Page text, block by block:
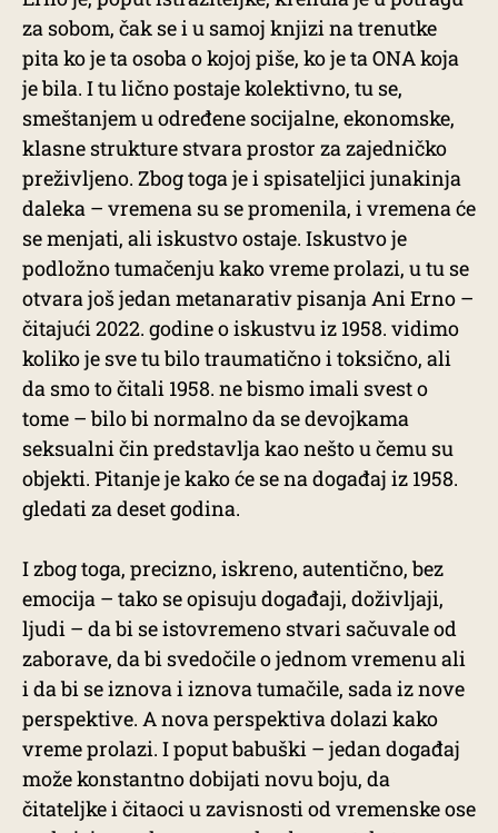
za sobom, čak se i u samoj knjizi na trenutke
pita ko je ta osoba o kojoj piše, ko je ta ONA koja
je bila. I tu lično postaje kolektivno, tu se,
smeštanjem u određene socijalne, ekonomske,
klasne strukture stvara prostor za zajedničko
preživljeno. Zbog toga je i spisateljici junakinja
daleka – vremena su se promenila, i vremena će
se menjati, ali iskustvo ostaje. Iskustvo je
podložno tumačenju kako vreme prolazi, u tu se
otvara još jedan metanarativ pisanja Ani Erno –
čitajući 2022. godine o iskustvu iz 1958. vidimo
koliko je sve tu bilo traumatično i toksično, ali
da smo to čitali 1958. ne bismo imali svest o
tome – bilo bi normalno da se devojkama
seksualni čin predstavlja kao nešto u čemu su
objekti. Pitanje je kako će se na događaj iz 1958.
gledati za deset godina.
I zbog toga, precizno, iskreno, autentično, bez
emocija – tako se opisuju događaji, doživljaji,
ljudi – da bi se istovremeno stvari sačuvale od
zaborave, da bi svedočile o jednom vremenu ali
i da bi se iznova i iznova tumačile, sada iz nove
perspektive. A nova perspektiva dolazi kako
vreme prolazi. I poput babuški – jedan događaj
može konstantno dobijati novu boju, da
čitateljke i čitaoci u zavisnosti od vremenske ose